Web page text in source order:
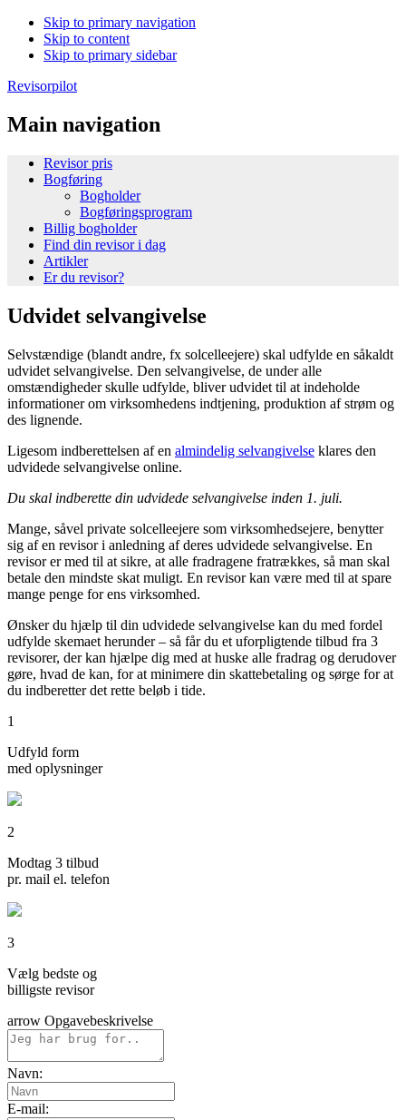
Skip to primary navigation
Skip to content
Skip to primary sidebar
Revisorpilot
Main navigation
Revisor pris
Bogføring
Bogholder
Bogføringsprogram
Billig bogholder
Find din revisor i dag
Artikler
Er du revisor?
Udvidet selvangivelse
Selvstændige (blandt andre, fx solcelleejere) skal udfylde en såkaldt
udvidet selvangivelse. Den selvangivelse, de under alle
omstændigheder skulle udfylde, bliver udvidet til at indeholde
informationer om virksomhedens indtjening, produktion af strøm og
des lignende.
Ligesom indberettelsen af en almindelig selvangivelse klares den
udvidede selvangivelse online.
Du skal indberette din udvidede selvangivelse inden 1. juli.
Mange, såvel private solcelleejere som virksomhedsejere, benytter
sig af en revisor i anledning af deres udvidede selvangivelse. En
revisor er med til at sikre, at alle fradragene fratrækkes, så man skal
betale den mindste skat muligt. En revisor kan være med til at spare
mange penge for ens virksomhed.
Ønsker du hjælp til din udvidede selvangivelse kan du med fordel
udfylde skemaet herunder – så får du et uforpligtende tilbud fra 3
revisorer, der kan hjælpe dig med at huske alle fradrag og derudover
gøre, hvad de kan, for at minimere din skattebetaling og sørge for at
du indberetter det rette beløb i tide.
1
Udfyld form
med oplysninger
2
Modtag 3 tilbud
pr. mail el. telefon
3
Vælg bedste og
billigste revisor
arrow Opgavebeskrivelse
Navn:
E-mail: